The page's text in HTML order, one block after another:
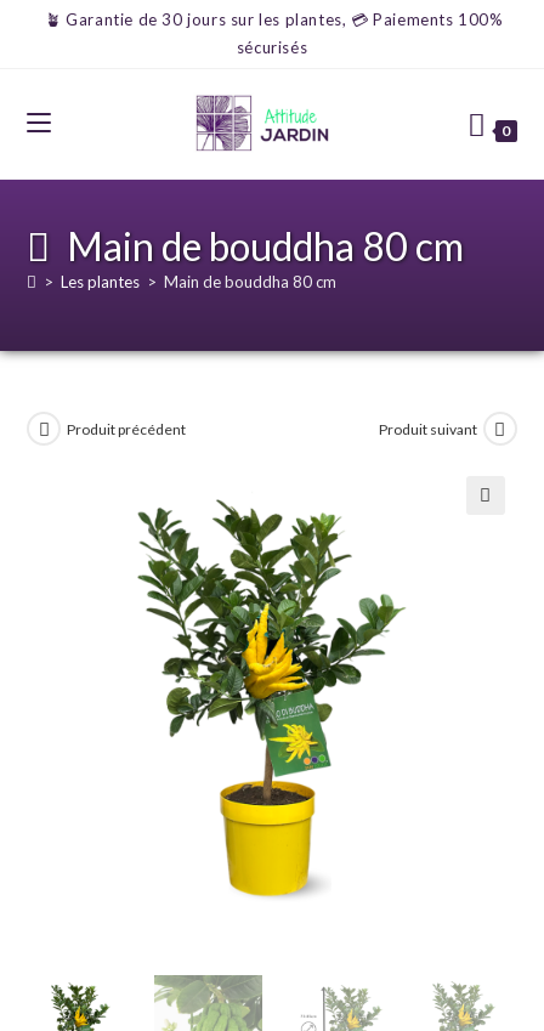
🪴 Garantie de 30 jours sur les plantes, 💳 Paiements 100%
sécurisés
0
Main de bouddha 80 cm
> Les plantes > Main de bouddha 80 cm
Produit précédent Produit suivant